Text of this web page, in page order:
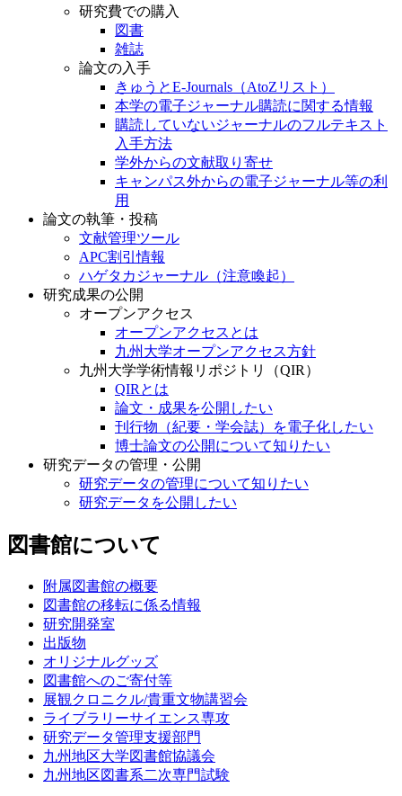
文献・情報の入手
研究費での購入
図書
雑誌
論文の入手
きゅうとE-Journals（AtoZリスト）
本学の電子ジャーナル購読に関する情報
購読していないジャーナルのフルテキスト
入手方法
学外からの文献取り寄せ
キャンパス外からの電子ジャーナル等の利
用
論文の執筆・投稿
文献管理ツール
APC割引情報
ハゲタカジャーナル（注意喚起）
研究成果の公開
オープンアクセス
オープンアクセスとは
九州大学オープンアクセス方針
九州大学学術情報リポジトリ（QIR）
QIRとは
論文・成果を公開したい
刊行物（紀要・学会誌）を電子化したい
博士論文の公開について知りたい
研究データの管理・公開
研究データを公開したい
図書館について
附属図書館の概要
図書館の移転に係る情報
研究開発室
出版物
オリジナルグッズ
図書館へのご寄付等
展観クロニクル/貴重文物講習会
ライブラリーサイエンス専攻
研究データ管理支援部門